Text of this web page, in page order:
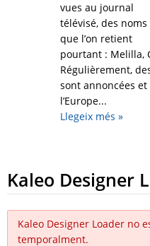
vues au journal
télévisé, des noms
que l’on retient
pourtant : Melilla,
Régulièrement,
sont annoncées
l’Europe...
Llegeix més »
Kaleo Designer
Kaleo Designer Loader no
temporalment.